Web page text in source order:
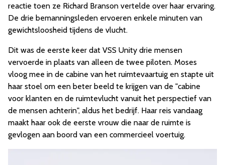
reactie toen ze Richard Branson vertelde over haar ervaring.
De drie bemanningsleden ervoeren enkele minuten van
gewichtsloosheid tijdens de vlucht.
Dit was de eerste keer dat VSS Unity drie mensen
vervoerde in plaats van alleen de twee piloten. Moses
vloog mee in de cabine van het ruimtevaartuig en stapte uit
haar stoel om een beter beeld te krijgen van de "cabine
voor klanten en de ruimtevlucht vanuit het perspectief van
de mensen achterin", aldus het bedrijf. Haar reis vandaag
maakt haar ook de eerste vrouw die naar de ruimte is
gevlogen aan boord van een commercieel voertuig.